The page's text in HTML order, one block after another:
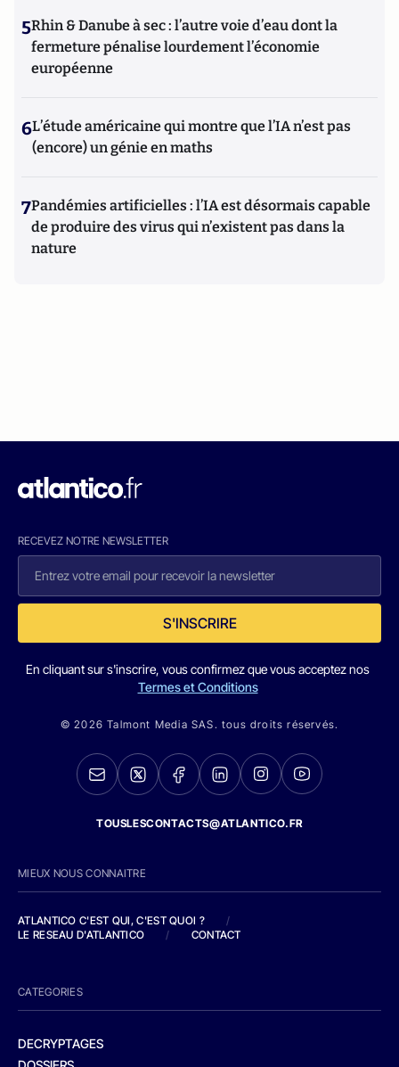
5Rhin & Danube à sec : l’autre voie d’eau dont la
fermeture pénalise lourdement l’économie
européenne
6L’étude américaine qui montre que l’IA n’est pas
(encore) un génie en maths
7Pandémies artificielles : l’IA est désormais capable
de produire des virus qui n’existent pas dans la
nature
RECEVEZ NOTRE NEWSLETTER
S'INSCRIRE
En cliquant sur s'inscrire, vous confirmez que vous acceptez nos
Termes et Conditions
© 2026 Talmont Media SAS. tous droits réservés.
TOUSLESCONTACTS@ATLANTICO.FR
MIEUX NOUS CONNAITRE
ATLANTICO C'EST QUI, C'EST QUOI ?
/
LE RESEAU D'ATLANTICO
/ CONTACT
CATEGORIES
DECRYPTAGES